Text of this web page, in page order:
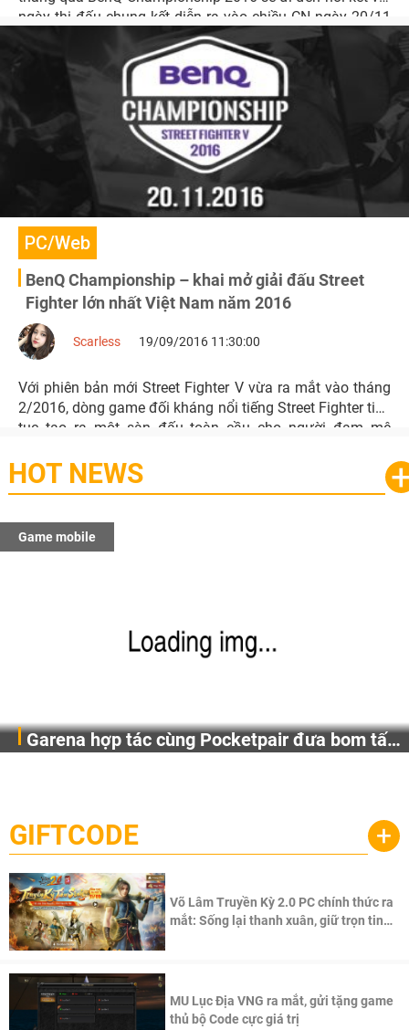
ngày thi đấu chung kết diễn ra vào chiều CN ngày 20/11
tới đây tại Infinity Game Zone Phú Thọ.
PC/Web
BenQ Championship – khai mở giải đấu Street
Fighter lớn nhất Việt Nam năm 2016
Scarless 19/09/2016 11:30:00
Với phiên bản mới Street Fighter V vừa ra mắt vào tháng
2/2016, dòng game đối kháng nổi tiếng Street Fighter tiếp
tục tạo ra một sàn đấu toàn cầu cho người đam mê
HOT NEWS
Game mobile
Garena hợp tác cùng Pocketpair đưa bom tấn
cầu, theo giấy phép chính thức từ công ty game Nhật Bản
Pocketpair, Inc.
GIFTCODE +
Võ Lâm Truyền Kỳ 2.0 PC chính thức ra
mắt: Sống lại thanh xuân, giữ trọn tinh
MU Lục Địa VNG ra mắt, gửi tặng game
thủ bộ Code cực giá trị